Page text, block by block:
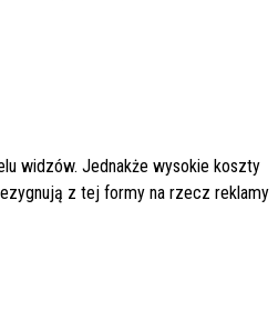
widzów. Jednakże wysokie koszty
z tej formy na rzecz reklamy